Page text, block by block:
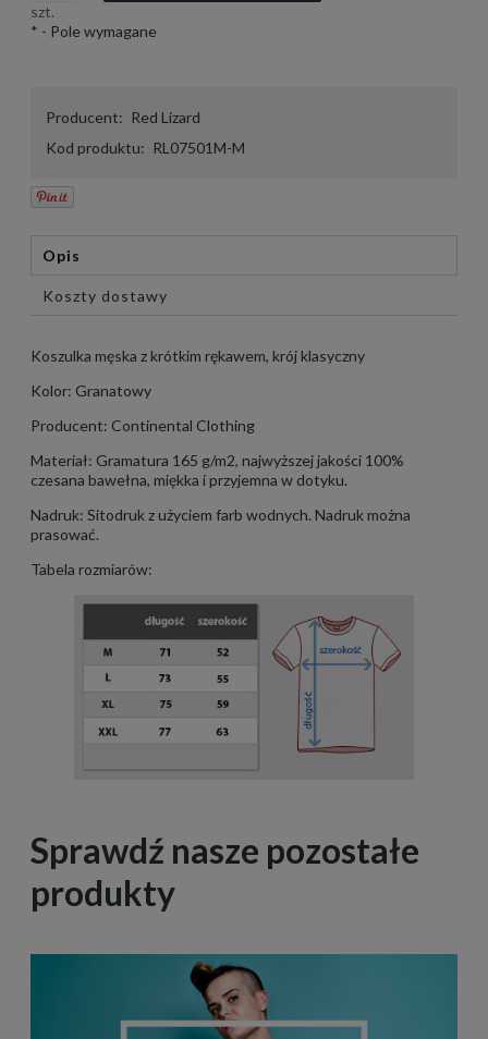
szt.
* - Pole wymagane
Producent: Red Lizard
Kod produktu: RL07501M-M
Opis
Koszty dostawy
Koszulka męska z krótkim rękawem, krój klasyczny
Kolor: Granatowy
Producent: Continental Clothing
Materiał: Gramatura 165 g/m2, najwyższej jakości 100%
czesana bawełna, miękka i przyjemna w dotyku.
Nadruk: Sitodruk z użyciem farb wodnych. Nadruk można
prasować.
Tabela rozmiarów:
Sprawdź nasze pozostałe
produkty